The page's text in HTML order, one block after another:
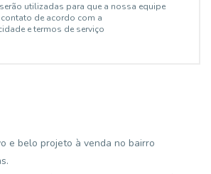
utilizadas para que a nossa equipe
de acordo com a
e termos de serviço
e belo projeto à venda no bairro